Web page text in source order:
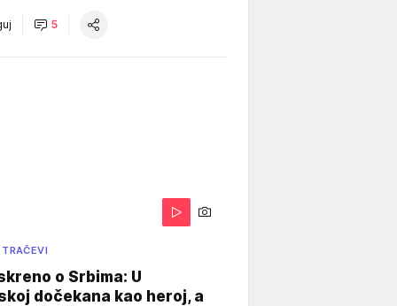
5
o Srbima: U
dočekana kao heroj, a